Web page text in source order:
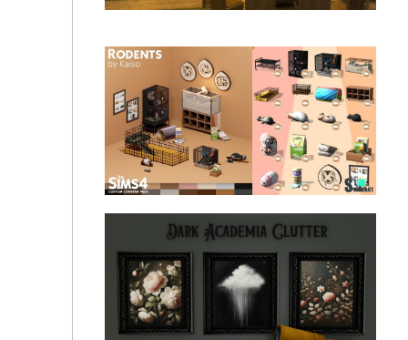
⚔️Modco - Fantasy Kingdom - The Round Table
Грызуны "The Sims 4 Rodents CC Pack"- для Симс
4